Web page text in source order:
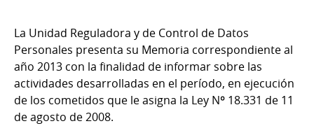
La Unidad Reguladora y de Control de Datos
Personales presenta su Memoria correspondiente al
año 2013 con la finalidad de informar sobre las
actividades desarrolladas en el período, en ejecución
de los cometidos que le asigna la Ley Nº 18.331 de 11
de agosto de 2008.